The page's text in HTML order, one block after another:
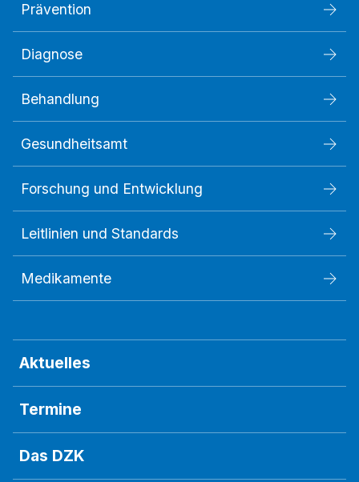
Prävention
Diagnose
Behandlung
Gesundheitsamt
Forschung und Entwicklung
Leitlinien und Standards
Medikamente
Aktuelles
Termine
Das DZK